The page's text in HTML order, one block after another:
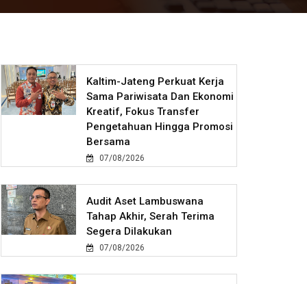
Kaltim-Jateng Perkuat Kerja
Sama Pariwisata Dan Ekonomi
Kreatif, Fokus Transfer
Pengetahuan Hingga Promosi
Bersama
07/08/2026
Audit Aset Lambuswana
Tahap Akhir, Serah Terima
Segera Dilakukan
07/08/2026